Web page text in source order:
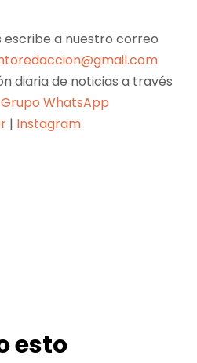
a nuestro correo
diaria de noticias a través
Grupo WhatsApp
| Instagram
esto